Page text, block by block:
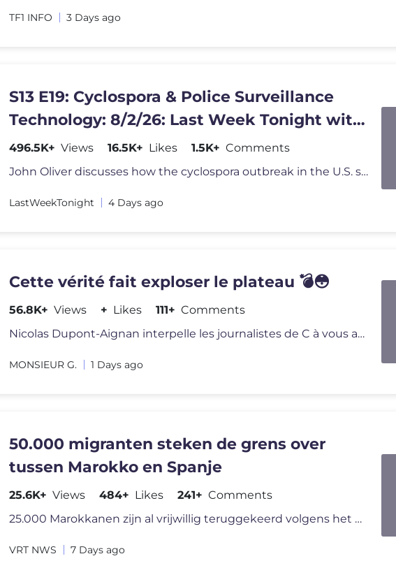
TF1 INFO 3 Days ago
S13 E19: Cyclospora & Police Surveillance
Technology: 8/2/26: Last Week Tonight with
John Oliver
496.5K+ Views 16.5K+ Likes 1.5K+ Comments
John Oliver discusses how the cyclospora outbreak in the U.S. still is
LastWeekTonight 4 Days ago
Cette vérité fait exploser le plateau 💣😳
56.8K+ Views + Likes 111+ Comments
Nicolas Dupont-Aignan interpelle les journalistes de C à vous avec un
MONSIEUR G. 1 Days ago
50.000 migranten steken de grens over
tussen Marokko en Spanje
25.6K+ Views 484+ Likes 241+ Comments
25.000 Marokkanen zijn al vrijwillig teruggekeerd volgens het Spaanse
VRT NWS 7 Days ago